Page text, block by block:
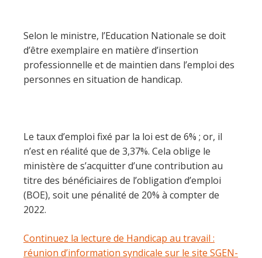
Selon le ministre, l’Education Nationale se doit
d’être exemplaire en matière d’insertion
professionnelle et de maintien dans l’emploi des
personnes en situation de handicap.
Le taux d’emploi fixé par la loi est de 6% ; or, il
n’est en réalité que de 3,37%. Cela oblige le
ministère de s’acquitter d’une contribution au
titre des bénéficiaires de l’obligation d’emploi
(BOE), soit une pénalité de 20% à compter de
2022.
Continuez la lecture de Handicap au travail :
réunion d’information syndicale sur le site SGEN-